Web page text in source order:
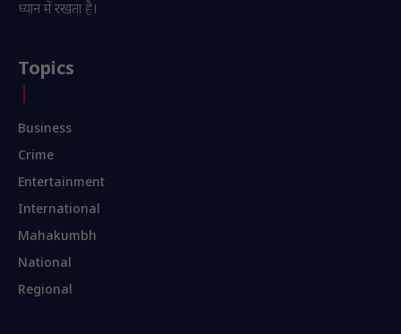
ध्यान में रखता है।
Topics
Business
Crime
Entertainment
International
Mahakumbh
National
Regional